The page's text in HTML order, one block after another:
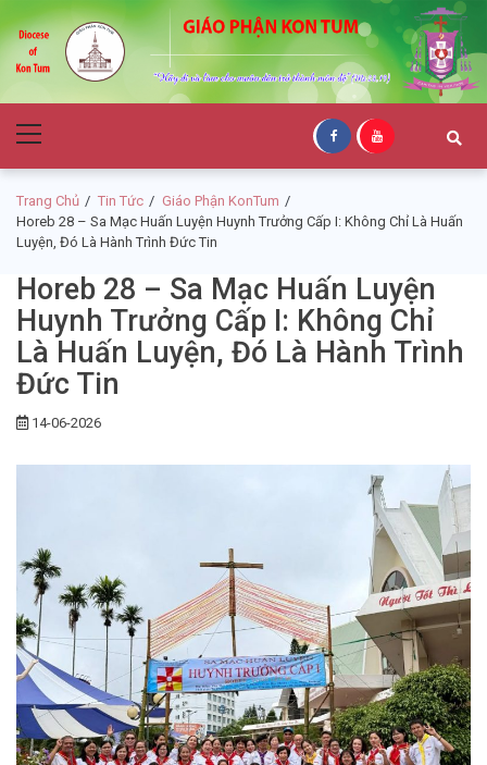
to
navigation
to
content
Giáo Phận Kon
Tum
Menu
Trang Chủ Tin Tức
Giáo Phận KonTum
Horeb 28 – Sa Mạc Huấn Luyện Huynh Trưởng Cấp I: Không Chỉ Là Huấn
Luyện, Đó Là Hành Trình Đức Tin
Horeb 28 – Sa Mạc Huấn Luyện
Huynh Trưởng Cấp I: Không Chỉ
Là Huấn Luyện, Đó Là Hành Trình
Đức Tin
14-06-2026